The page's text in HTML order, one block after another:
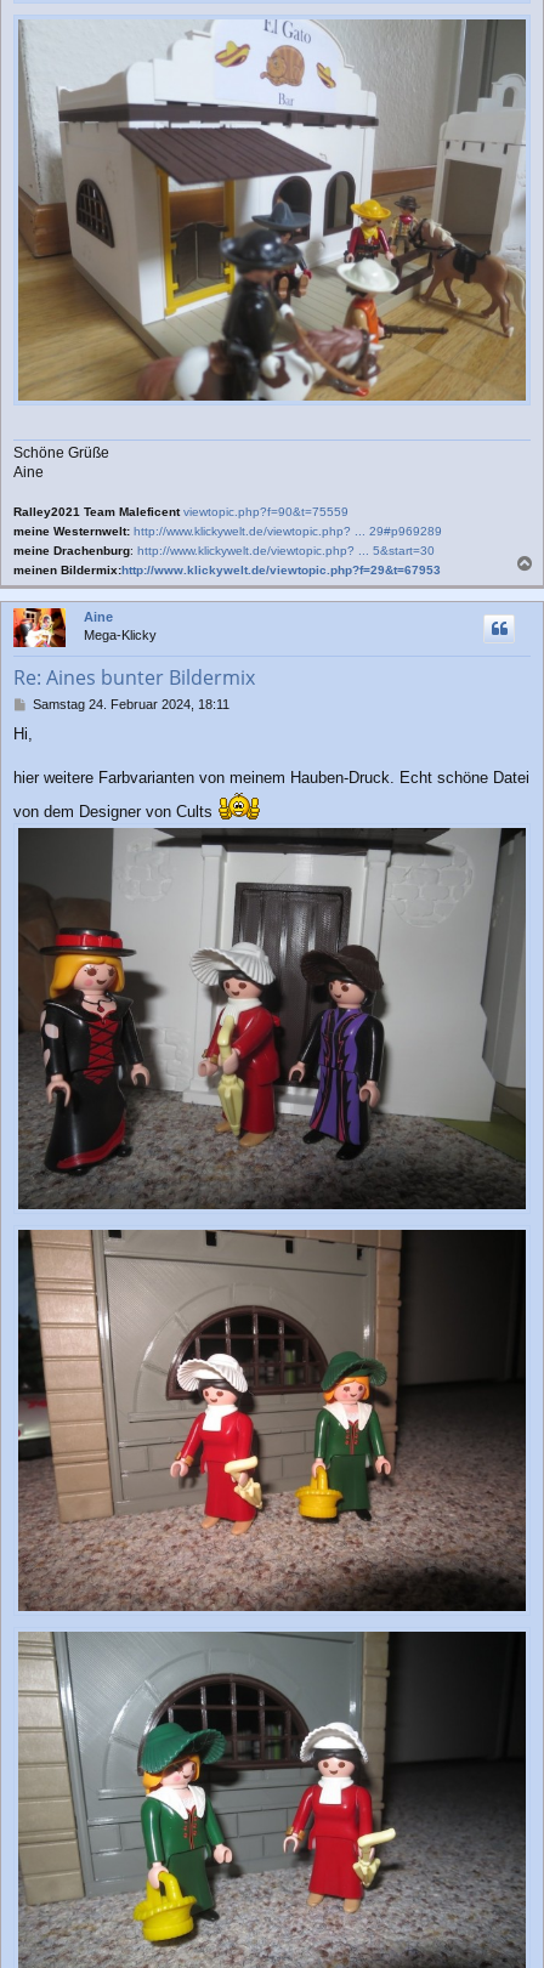
Schöne Grüße
Aine
Ralley2021 Team Maleficent viewtopic.php?f=90&t=75559
meine Westernwelt: http://www.klickywelt.de/viewtopic.php? ... 29#p969289
meine Drachenburg: http://www.klickywelt.de/viewtopic.php? ... 5&start=30
meinen Bildermix:http://www.klickywelt.de/viewtopic.php?f=29&t=67953
a
c
Aine
Mega-Klicky
Re: Aines bunter Bildermix
B
i
r
g
Samstag 24. Februar 2024, 18:11
Hi,
hier weitere Farbvarianten von meinem Hauben-Druck. Echt schöne Datei
von dem Designer von Cults